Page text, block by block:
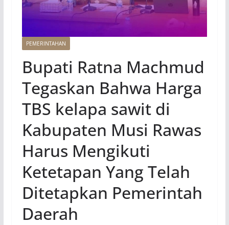
PEMERINTAHAN
Bupati Ratna Machmud
Tegaskan Bahwa Harga
TBS kelapa sawit di
Kabupaten Musi Rawas
Harus Mengikuti
Ketetapan Yang Telah
Ditetapkan Pemerintah
Daerah